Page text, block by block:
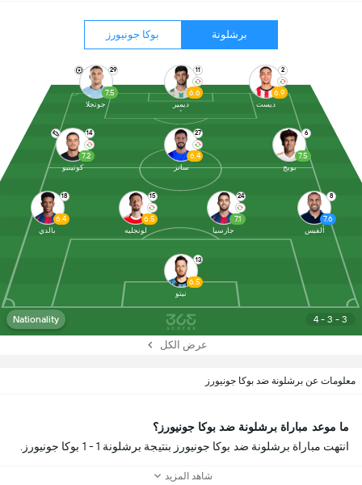
برشلونة بوكا جونيورز
4 - 3 - 3
Nationality
13
6.5
نيتو
18
6.4
بالدي
15
6.5
لونجليه
24
7.1
جارسيا
8
7.6
ألفيس
14
7.2
كوتينيو
27
6.4
سانز
6
7.5
بويج
29
7.5
جوتجلا
11
6.6
ديمير
2
6.9
ديست
عرض الكل
معلومات عن برشلونة ضد بوكا جونيورز
ما موعد مباراة برشلونة ضد بوكا جونيورز؟
انتهت مباراة برشلونة ضد بوكا جونيورز بنتيجة برشلونة 1 - 1 بوكا جونيورز.
شاهد المزيد